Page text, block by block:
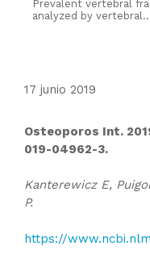
Prevalent vertebral
analyzed by
17 junio 2019
Osteoporos Int.
019-04962-3.
Kanterewicz E,
P.
https://